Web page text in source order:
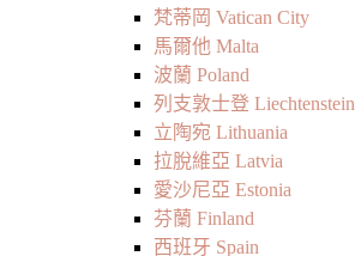
梵蒂岡 Vatican City
馬爾他 Malta
波蘭 Poland
列支敦士登 Liechtenstein
立陶宛 Lithuania
拉脫維亞 Latvia
愛沙尼亞 Estonia
芬蘭 Finland
西班牙 Spain